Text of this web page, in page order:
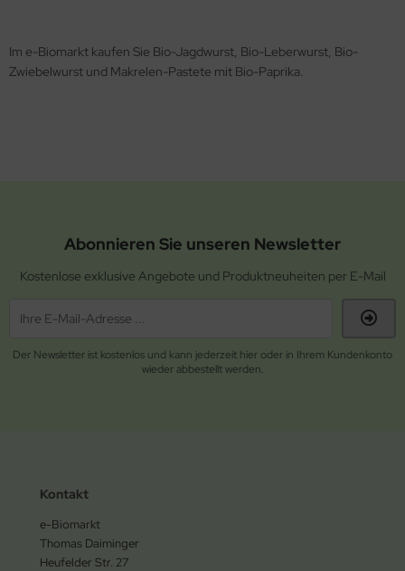
Im e-Biomarkt kaufen Sie Bio-Jagdwurst, Bio-Leberwurst, Bio-
Zwiebelwurst und Makrelen-Pastete mit Bio-Paprika.
Abonnieren Sie unseren Newsletter
Kostenlose exklusive Angebote und Produktneuheiten per E-Mail
Der Newsletter ist kostenlos und kann jederzeit hier oder in Ihrem Kundenkonto
wieder abbestellt werden.
Kontakt
e-Biomarkt
Thomas Daiminger
Heufelder Str. 27